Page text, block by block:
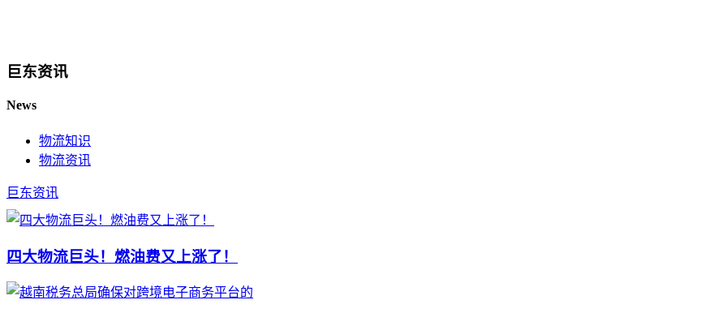
巨东资讯
News
物流知识
物流资讯
巨东资讯
四大物流巨头！燃油费又上涨了！